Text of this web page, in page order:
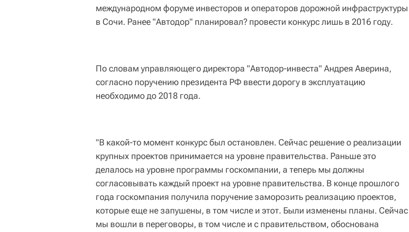
международном форуме инвесторов и операторов дорожной инфраструктуры
в Сочи. Ранее "Автодор" планировал? провести конкурс лишь в 2016 году.
По словам управляющего директора "Автодор-инвеста" Андрея Аверина,
согласно поручению президента РФ ввести дорогу в эксплуатацию
необходимо до 2018 года.
"В какой-то момент конкурс был остановлен. Сейчас решение о реализации
крупных проектов принимается на уровне правительства. Раньше это
делалось на уровне программы госкомпании, а теперь мы должны
согласовывать каждый проект на уровне правительства. В конце прошлого
года госкомпания получила поручение заморозить реализацию проектов,
которые еще не запушены, в том числе и этот. Были изменены планы. Сейчас
мы вошли в переговоры, в том числе и с правительством, обоснована